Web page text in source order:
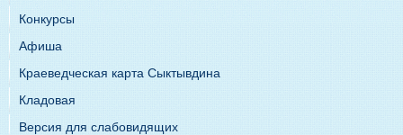
Конкурсы
Афиша
Краеведческая карта Сыктывдина
Кладовая
Версия для слабовидящих